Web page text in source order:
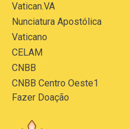
Vatican.VA
Nunciatura Apostólica
Vaticano
CELAM
CNBB
CNBB Centro Oeste1
Fazer Doação